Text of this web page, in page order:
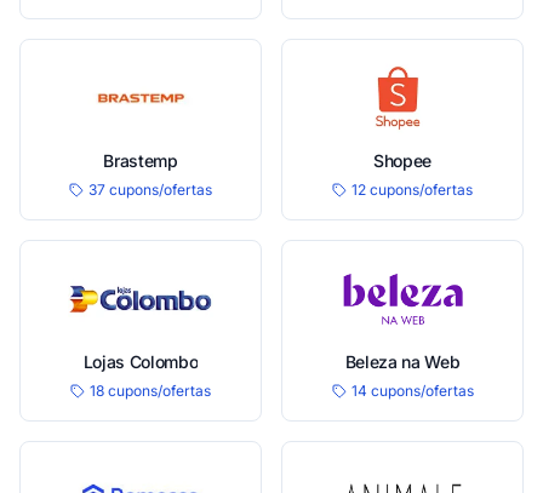
Brastemp
37 cupons/ofertas
Shopee
12 cupons/ofertas
Lojas Colombo
18 cupons/ofertas
Beleza na Web
14 cupons/ofertas